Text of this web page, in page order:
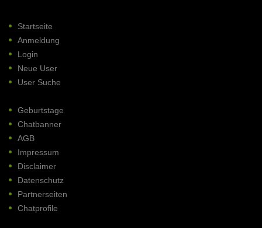
Startseite
Anmeldung
Login
Neue User
User Suche
Geburtstage
Chatbanner
AGB
Impressum
Disclaimer
Datenschutz
Partnerseiten
Chatprofile